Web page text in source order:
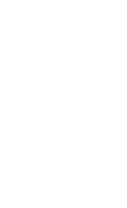
おおよその長さとな